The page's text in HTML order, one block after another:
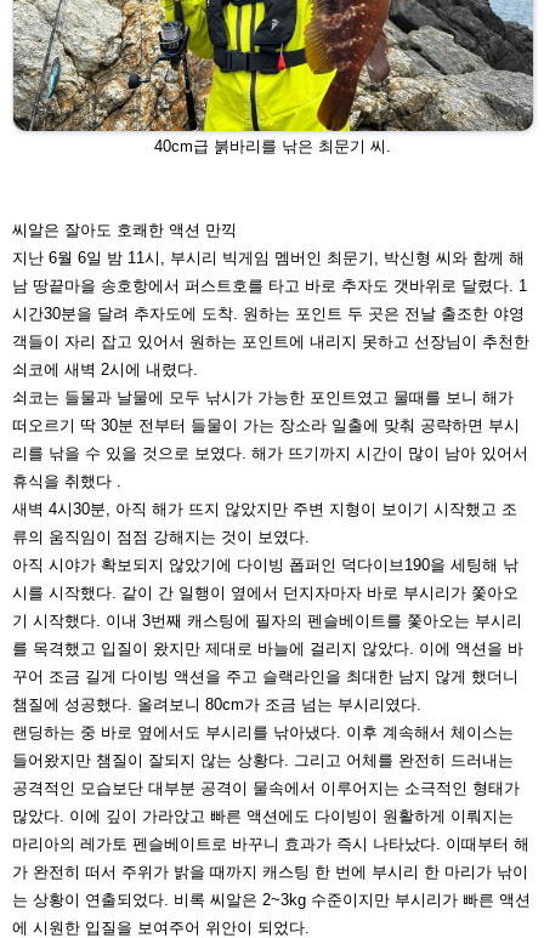
40cm급 붉바리를 낚은 최문기 씨.
씨알은 잘아도 호쾌한 액션 만끽
지난 6월 6일 밤 11시, 부시리 빅게임 멤버인 최문기, 박신 형 씨와 함께 해
남 땅끝마을 송호항에서 퍼스트호를 타고 바로 추자도 갯바위로 달렸다. 1
시간30분을 달려 추자도에 도착. 원하는 포인트 두 곳은 전날 출조한 야영
객들이 자리 잡고 있어서 원하는 포인트에 내리지 못하고 선장님이 추천 한
쇠코에 새벽 2시에 내렸다.
쇠코는 들물과 날물에 모두 낚시가 가능한 포인트였고 물때 를 보니 해가
떠오르기 딱 30분 전부터 들물이 가는 장소라 일출에 맞춰 공략하면 부시
리를 낚을 수 있을 것으로 보였 다. 해가 뜨기까지 시간이 많이 남아 있어서
휴식을 취했다 .
새벽 4시30분, 아직 해가 뜨지 않았지만 주변 지형이 보이 기 시작했고 조
류의 움직임이 점점 강해지는 것이 보였다.
아직 시야가 확보되지 않았기에 다이빙 폽퍼인 덕다이브 190을 세팅해 낚
시를 시작했다. 같이 간 일행이 옆에서 던 지자마자 바로 부시리가 쫓아오
기 시작했다. 이내 3번째 캐 스팅에 필자의 펜슬베이트를 쫓아오는 부시리
를 목격했고 입질이 왔지만 제대로 바늘에 걸리지 않았다. 이에 액션을 바
꾸어 조금 길게 다이빙 액션을 주고 슬랙라인을 최대한 남지 않게 했더니
챔질에 성공했다. 올려보니 80cm가 조금 넘는 부시리였다.
랜딩하는 중 바로 옆에서도 부시리를 낚아냈다. 이후 계속해서 체이스는
들어왔지만 챔질이 잘되지 않는 상황다. 그 리고 어체를 완전히 드러내는
공격적인 모습보단 대부분 공격이 물속에서 이루어지는 소극적인 형태가
많았다. 이에 깊이 가라앉고 빠른 액션에도 다이빙이 원활하게 이뤄지는
마리아의 레가토 펜슬베이트로 바꾸니 효과가 즉시 나타났다. 이때부터 해
가 완전히 떠서 주위가 밝을 때까지 캐스팅 한 번에 부시리 한 마리가 낚이
는 상황이 연출되었다. 비록 씨알은 2~3kg 수준이지만 부시리가 빠른 액션
에 시원한 입질을 보여주어 위안이 되었다.